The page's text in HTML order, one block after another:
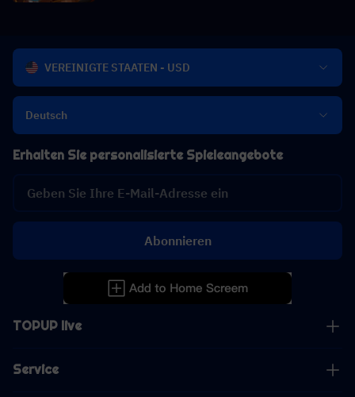
VEREINIGTE STAATEN - USD
Deutsch
TOPUP live
Service
Erhalten Sie personalisierte Spieleangebote
Abonnieren